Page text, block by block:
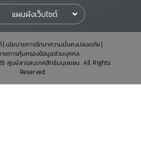
แผนผังเว็บไซต์
นโยบายการรักษาความมั่นคงปลอดภัย
ายการคุ้มครองข้อมูลส่วนบุคคล
ศูนย์สารสนเทศสิทธิมนุษยชน. All Rights
Reserved.